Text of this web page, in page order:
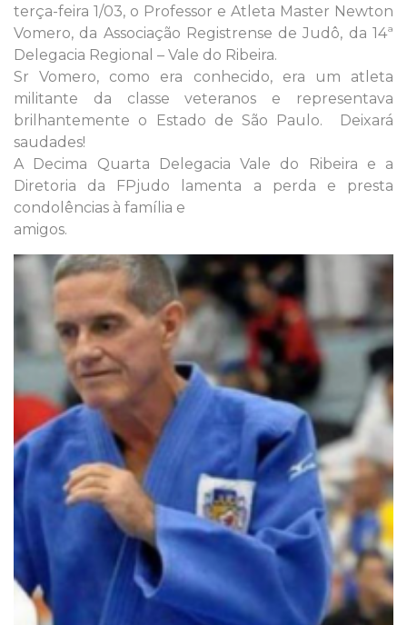
terça-feira 1/03, o Professor e Atleta Master Newton
Vomero, da Associação Registrense de Judô, da 14ª
Delegacia Regional – Vale do Ribeira.
Sr Vomero, como era conhecido, era um atleta
militante da classe veteranos e representava
brilhantemente o Estado de São Paulo. Deixará
saudades!
A Decima Quarta Delegacia Vale do Ribeira e a
Diretoria da FPjudo lamenta a perda e presta
condolências à família e
amigos.